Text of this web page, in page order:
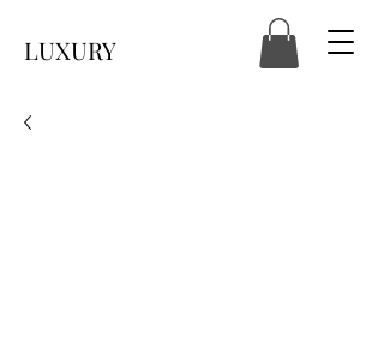
LUXURY